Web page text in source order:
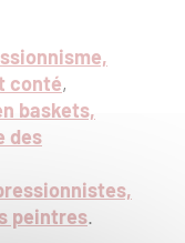
conté,
baskets,
des
peintres.